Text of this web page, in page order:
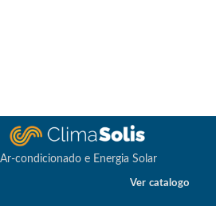
Ar-condicionado e Energia Solar
Ver catalogo